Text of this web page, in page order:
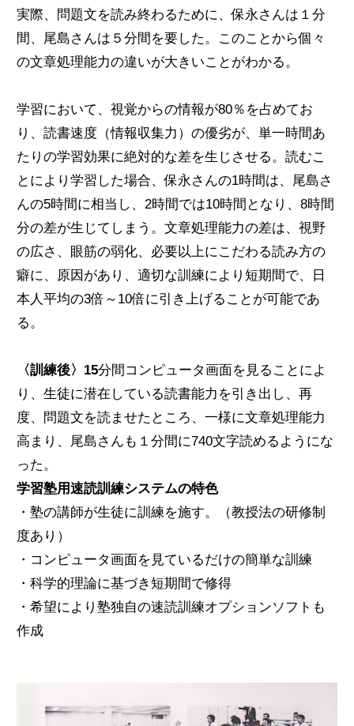
実際、問題文を読み終わるために、保永さんは１分
間、尾島さんは５分間を要した。このことから個々
の文章処理能力の違いが大きいことがわかる。
学習において、視覚からの情報が80％を占めてお
り、読書速度（情報収集力）の優劣が、単一時間あ
たりの学習効果に絶対的な差を生じさせる。読むこ
とにより学習した場合、保永さんの1時間は、尾島さ
んの5時間に相当し、2時間では10時間となり、8時間
分の差が生じてしまう。文章処理能力の差は、視野
の広さ、眼筋の弱化、必要以上にこだわる読み方の
癖に、原因があり、適切な訓練により短期間で、日
本人平均の3倍～10倍に引き上げることが可能であ
る。
〈訓練後〉15分間コンピュータ画面を見ることによ
り、生徒に潜在している読書能力を引き出し、再
度、問題文を読ませたところ、一様に文章処理能力
高まり、尾島さんも１分間に740文字読めるようにな
った。
学習塾用速読訓練システムの特色
・塾の講師が生徒に訓練を施す。（教授法の研修制
度あり）
・コンピュータ画面を見ているだけの簡単な訓練
・科学的理論に基づき短期間で修得
・希望により塾独自の速読訓練オプションソフトも
作成